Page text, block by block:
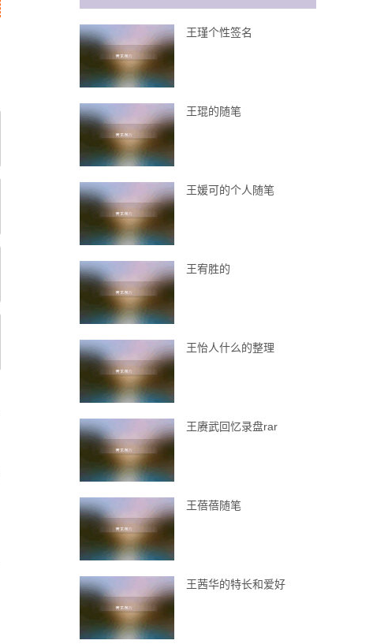
王瑾个性签名
王琨的随笔
王媛可的个人随笔
王宥胜的
王怡人什么的整理
王赓武回忆录盘rar
王蓓蓓随笔
王茜华的特长和爱好